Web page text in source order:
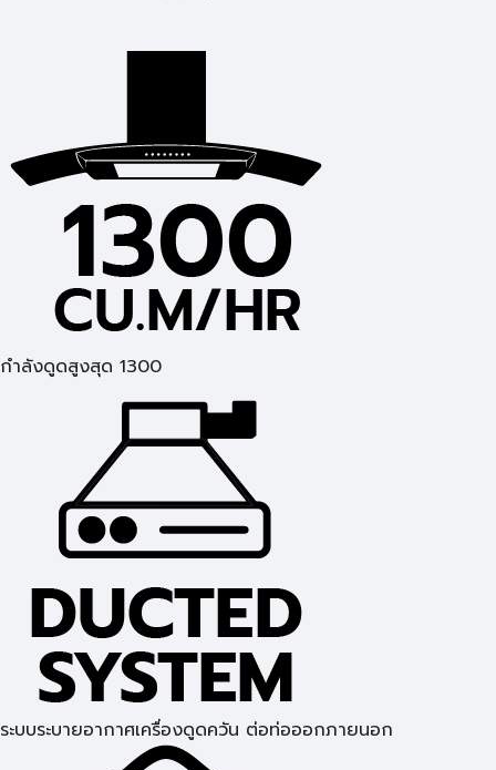
กำลังดูดสูงสุด 1300
ระบบระบายอากาศเครื่องดูดควัน ต่อท่อออกภายนอก